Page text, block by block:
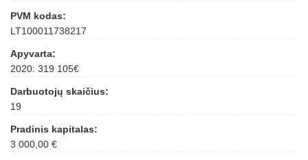
PVM kodas:
LT100011738217
Apyvarta:
2020: 319 105€
Darbuotojų skaičius:
19
Pradinis kapitalas:
3 000,00 €